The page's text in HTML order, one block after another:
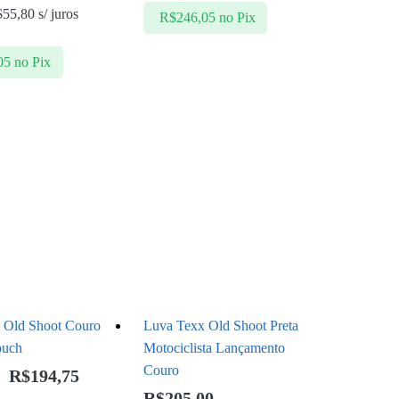
55,80 s/ juros
no Pix
R$246,05 no Pix
Shoot Couro
R$194,75
Luva Texx Old Shoot Preta
Motociclista Lançamento
Couro